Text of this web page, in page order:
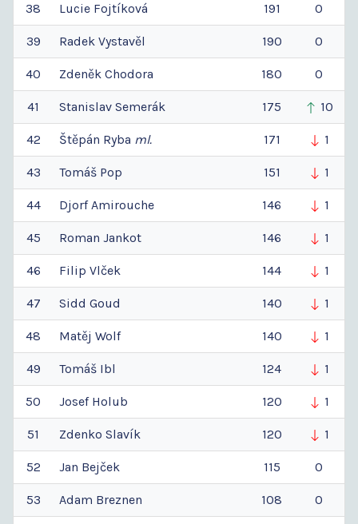
38 Lucie Fojtíková 191 0
39 Radek Vystavěl 190 0
40 Zdeněk Chodora 180 0
41 Stanislav Semerák 175 10
42 Štěpán Ryba ml. 171 1
43 Tomáš Pop 151 1
44 Djorf Amirouche 146 1
45 Roman Jankot 146 1
46 Filip Vlček 144 1
47 Sidd Goud 140 1
48 Matěj Wolf 140 1
49 Tomáš Ibl 124 1
50 Josef Holub 120 1
51 Zdenko Slavík 120 1
52 Jan Bejček 115 0
53 Adam Breznen 108 0